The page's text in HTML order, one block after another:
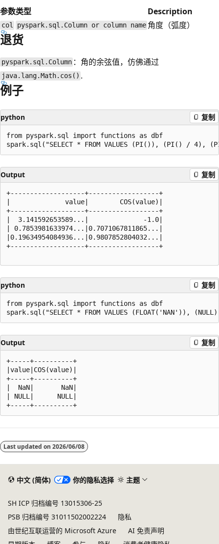
参数类型 Description
col pyspark.sql.Column or column name 角度（弧度）
退货
pyspark.sql.Column ：角的余弦值，仿佛通过
java.lang.Math.cos() .
例子
python 复制
from pyspark.sql import functions as dbf
Output 复制
+-------------------+------------------+
|              value|        COS(value)|
+-------------------+------------------+
|  3.141592653589...|              -1.0|
| 0.7853981633974...|0.7071067811865...|
|0.19634954084936...|0.9807852804032...|
+-------------------+------------------+
python 复制
from pyspark.sql import functions as dbf
Output 复制
+-----+----------+
|value|COS(value)|
+-----+----------+
|  NaN|       NaN|
| NULL|      NULL|
模
式
Last updated on 2026/06/08
中文 (简体) 你的隐私选择 主题
SH ICP 归档编号 13015306-25
PSB 归档编号 31011502002224
隐私
由世纪互联运营的 Microsoft Azure
AI 免责声明